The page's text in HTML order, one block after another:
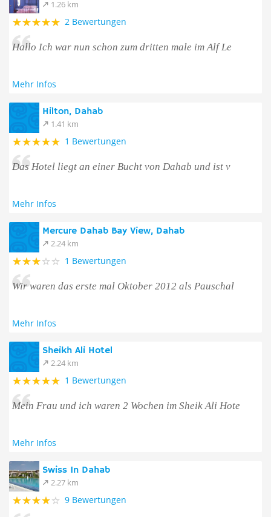
1.26 km
2 Bewertungen
Hallo Ich war nun schon zum dritten male im Alf Le
Mehr Infos
Hilton, Dahab
1.41 km
1 Bewertungen
Das Hotel liegt an einer Bucht von Dahab und ist v
Mehr Infos
Mercure Dahab Bay View, Dahab
2.24 km
1 Bewertungen
Wir waren das erste mal Oktober 2012 als Pauschal
Mehr Infos
Sheikh Ali Hotel
2.24 km
1 Bewertungen
Mein Frau und ich waren 2 Wochen im Sheik Ali Hote
Mehr Infos
Swiss In Dahab
2.27 km
9 Bewertungen